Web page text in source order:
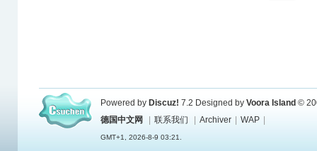
Powered by Discuz! 7.2 Designed by Voora Island ©
德国中文网
联系我们 Archiver WAP
GMT+1, 2026-8-9 03:21.